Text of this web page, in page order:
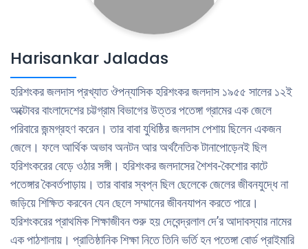
Harisankar Jaladas
হরিশংকর জলদাস প্রখ্যাত ঔপন্যাসিক হরিশংকর জলদাস ১৯৫৫ সালের ১২ই
অক্টোবর বাংলাদেশের চট্টগ্রাম বিভাগের উত্তর পতেঙ্গা গ্রামের এক জেলে
পরিবারে জন্মগ্রহণ করেন। তার বাবা যুধিষ্ঠির জলদাস পেশায় ছিলেন একজন
জেলে। ফলে আর্থিক অভাব অনটন আর অর্থনৈতিক টানাপোড়েনই ছিল
হরিশংকরের বেড়ে ওঠার সঙ্গী। হরিশংকর জলদাসের শৈশব-কৈশোর কাটে
পতেঙ্গার কৈবর্তপাড়ায়। তার বাবার স্বপ্ন ছিল ছেলেকে জেলের জীবনযুদ্ধে না
জড়িয়ে শিক্ষিত করবেন যেন ছেলে সম্মানের জীবনযাপন করতে পারে।
হরিশংকরের প্রাথমিক শিক্ষাজীবন শুরু হয় দেবেন্দ্রলাল দে’র আদাবস্যার নামের
এক পাঠশালায়। প্রাতিষ্ঠানিক শিক্ষা নিতে তিনি ভর্তি হন পতেঙ্গা বোর্ড প্রাইমারি